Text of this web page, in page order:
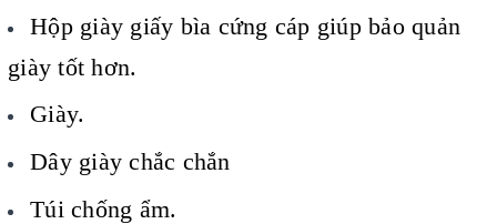
Hộp giày giấy bìa cứng cáp giúp bảo quản
giày tốt hơn.
Giày.
Dây giày chắc chắn
Túi chống ẩm.